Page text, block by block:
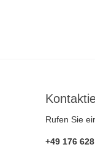
Rufen Sie
+49 176